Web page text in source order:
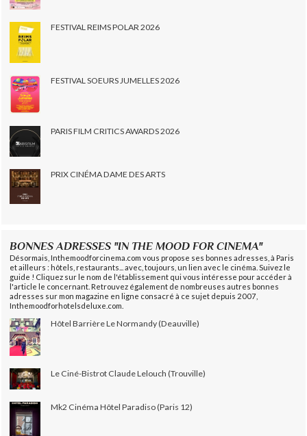
FESTIVAL REIMS POLAR 2026
FESTIVAL SOEURS JUMELLES 2026
PARIS FILM CRITICS AWARDS 2026
PRIX CINÉMA DAME DES ARTS
BONNES ADRESSES "IN THE MOOD FOR CINEMA"
Désormais, Inthemoodforcinema.com vous propose ses bonnes adresses, à Paris
et ailleurs : hôtels, restaurants... avec, toujours, un lien avec le cinéma. Suivez le
guide ! Cliquez sur le nom de l'établissement qui vous intéresse pour accéder à
l'article le concernant. Retrouvez également de nombreuses autres bonnes
adresses sur mon magazine en ligne consacré à ce sujet depuis 2007,
Inthemoodforhotelsdeluxe.com.
Hôtel Barrière Le Normandy (Deauville)
Le Ciné-Bistrot Claude Lelouch (Trouville)
Mk2 Cinéma Hôtel Paradiso (Paris 12)